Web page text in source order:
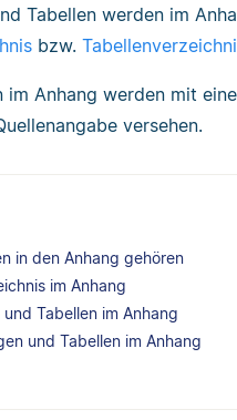
Tabellen werden im
bzw.
Anhang werden mit
versehen.
in den Anhang gehören
im Anhang
Tabellen im Anhang
und Tabellen im Anhang